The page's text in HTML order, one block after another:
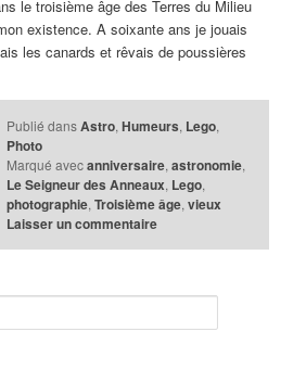
le troisième âge des Terres du Milieu
existence. A soixante ans je jouais
les canards et rêvais de poussières
Publié dans Astro, Humeurs, Lego,
Photo
Marqué avec anniversaire, astronomie,
Le Seigneur des Anneaux, Lego,
photographie, Troisième âge, vieux
Laisser un commentaire